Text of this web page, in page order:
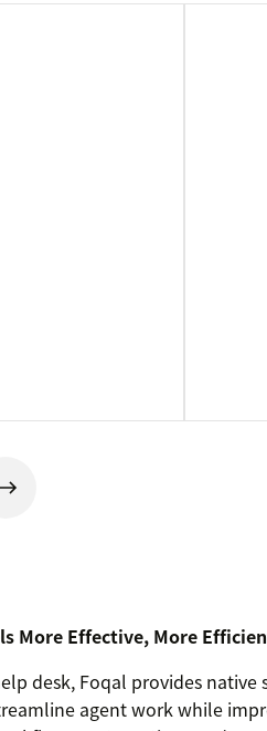
More Effective, More
desk, Foqal provides native
agent work while